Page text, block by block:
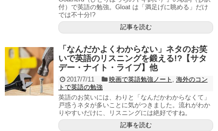
付）で英語の勉強。Gloat は「満足げに眺める」だけ
では不十分!?
記事を読む
「なんだかよくわからない」ネタのお笑
いで英語のリスニングを鍛える!?【サタ
デー・ナイト・ライブ】他
2017/7/11 映画で英語勉強ノート
海外のコン
トで英語の勉強
英語のお笑いには、わりと「なんだかわからなくて」
戸惑うネタが多いことに気がつきました。流れがわか
りやすいだけに、リスニングには絶好ですね。
記事を読む